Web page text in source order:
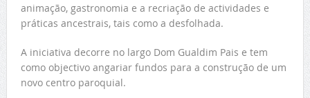
animação, gastronomia e a recriação de actividades e
práticas ancestrais, tais como a desfolhada.
A iniciativa decorre no largo Dom Gualdim Pais e tem
como objectivo angariar fundos para a construção de um
novo centro paroquial.